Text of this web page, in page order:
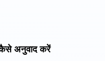
अनुवाद करें